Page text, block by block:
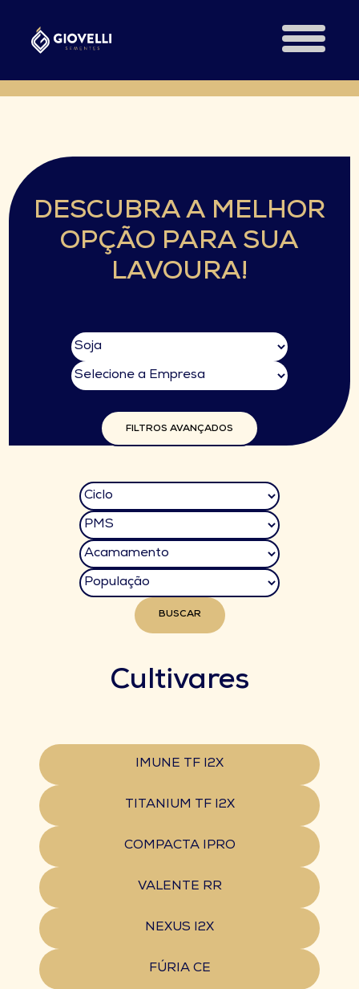
DESCUBRA A MELHOR
OPÇÃO PARA SUA
LAVOURA!
FILTROS AVANÇADOS
BUSCAR
Cultivares
IMUNE TF I2X
TITANIUM TF I2X
COMPACTA IPRO
VALENTE RR
NEXUS I2X
FÚRIA CE